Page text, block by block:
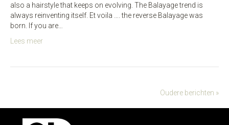
also a hairstyle that keeps on evolving. The Balayage trend is
always reinventing itself. Et voila …. the reverse Balayage was
born. If you are…
Lees meer
Oudere berichten »